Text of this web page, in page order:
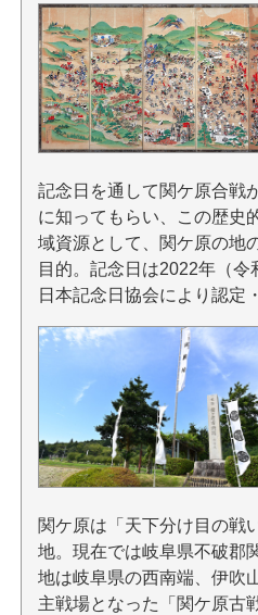
記念日を通して関ケ原合戦
に知ってもらい、この歴史
域資源として、関ケ原の地
目的。記念日は2022年（令
日本記念日協会により認定
関ケ原は「天下分け目の戦
地。現在では岐阜県不破郡
地は岐阜県の西南端、伊吹
主戦場となった「関ケ原古